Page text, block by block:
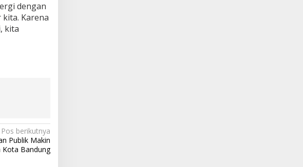
dengan
Karena
kita
Pos berikutnya
Publik Makin
Kota Bandung